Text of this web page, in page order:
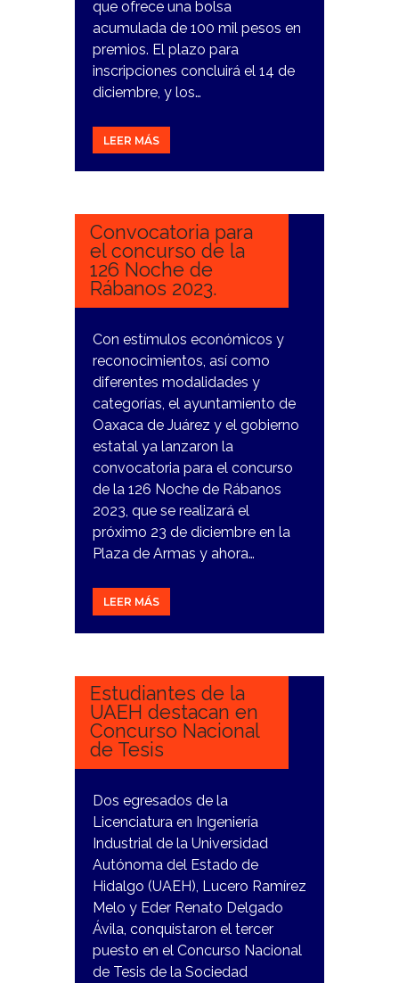
que ofrece una bolsa
acumulada de 100 mil pesos en
premios. El plazo para
inscripciones concluirá el 14 de
diciembre, y los…
LEER MÁS
5
Convocatoria para
el concurso de la
126 Noche de
Rábanos 2023.
Con estímulos económicos y
reconocimientos, así como
diferentes modalidades y
categorías, el ayuntamiento de
Oaxaca de Juárez y el gobierno
estatal ya lanzaron la
convocatoria para el concurso
de la 126 Noche de Rábanos
2023, que se realizará el
próximo 23 de diciembre en la
Plaza de Armas y ahora…
LEER MÁS
22
Estudiantes de la
UAEH destacan en
Concurso Nacional
de Tesis
Dos egresados de la
Licenciatura en Ingeniería
Industrial de la Universidad
Autónoma del Estado de
Hidalgo (UAEH), Lucero Ramírez
Melo y Eder Renato Delgado
Ávila, conquistaron el tercer
puesto en el Concurso Nacional
de Tesis de la Sociedad